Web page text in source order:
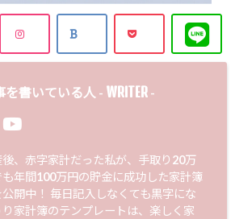
を書いている人 - WRITER-
後、赤字家計だった私が、手取り20万
も年間100万円の貯金に成功した家計簿
開中！ 毎日記入しなくても黒字にな
り家計簿のテンプレートは、楽しく家